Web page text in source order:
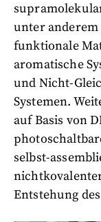
unter anderem
funktionale
aromatische
und Nicht-
Systemen.
auf Basis von
selbst-
Entstehung